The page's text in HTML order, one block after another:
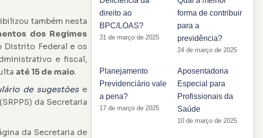
também nesta
dos Regimes
Distrito Federal e os
e fiscal,
até 15 de maio.
de sugestõese
da Secretaria
da Secretaria de
direito ao
BPC/LOAS?
31 de março de 2025
forma de contribuir
para a
previdência?
24 de março de 2025
Planejamento
Previdenciário vale
a pena?
17 de março de 2025
Aposentadoria
Especial para
Profissionais da
Saúde
10 de março de 2025